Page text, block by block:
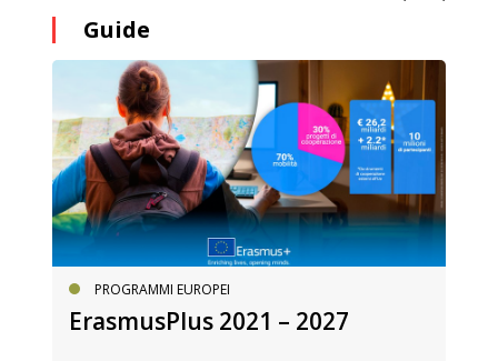
Guide
PROGRAMMI EUROPEI
ErasmusPlus 2021 – 2027